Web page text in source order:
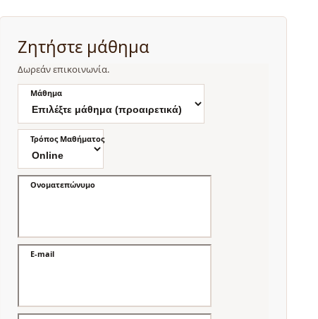
Ζητήστε μάθημα
Δωρεάν επικοινωνία.
Μάθημα
Τρόπος Μαθήματος
Ονοματεπώνυμο
E-mail